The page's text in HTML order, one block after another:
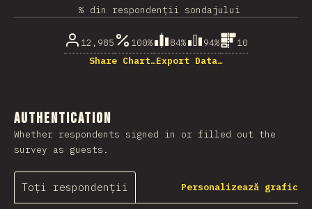
% din respondenții sondajului
12,985 100% 84% 94%
10
Share Chart…Export Data…
Authentication
Whether respondents signed in or filled out the
survey as guests.
Toți respondenții Personalizează grafic